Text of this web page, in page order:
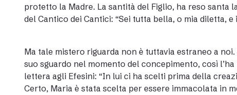
protetto la Madre. La santità del Figlio, ha reso santa
del Cantico dei Cantici: “Sei tutta bella, o mia diletta, e
Ma tale mistero riguarda non è tuttavia estraneo a
suo sguardo nel momento del concepimento, così
lettera agli Efesini: “In lui ci ha scelti prima della
Certo, Maria è stata scelta per essere immacolata in